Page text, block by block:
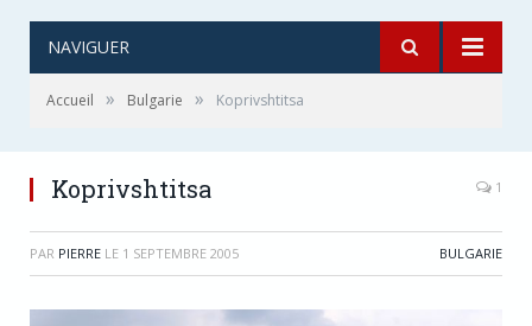
NAVIGUER
Accueil » Bulgarie » Koprivshtitsa
Koprivshtitsa 1
PAR PIERRE LE 1 SEPTEMBRE 2005 BULGARIE